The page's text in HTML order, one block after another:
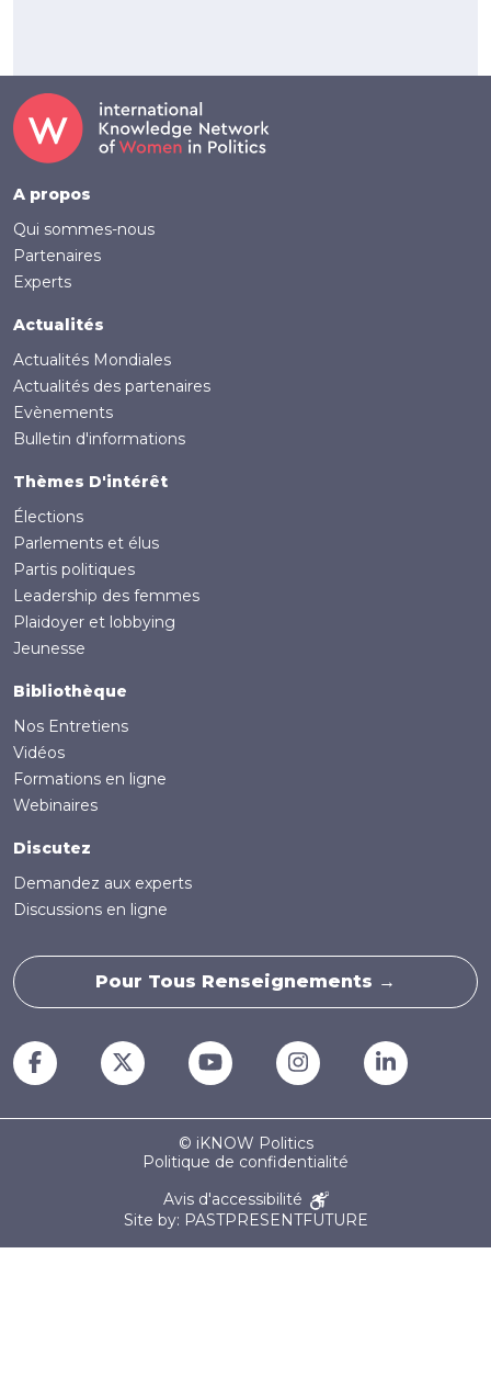
Footer
A propos
Qui sommes-nous
Partenaires
Experts
Actualités
Actualités Mondiales
Actualités des partenaires
Evènements
Bulletin d'informations
Thèmes D'intérêt
Élections
Parlements et élus
Partis politiques
Leadership des femmes
Plaidoyer et lobbying
Jeunesse
Bibliothèque
Nos Entretiens
Vidéos
Formations en ligne
Webinaires
Discutez
Demandez aux experts
Discussions en ligne
Pour Tous Renseignements →
© iKNOW Politics
Politique de confidentialité
Avis d'accessibilité
Site by: PASTPRESENTFUTURE